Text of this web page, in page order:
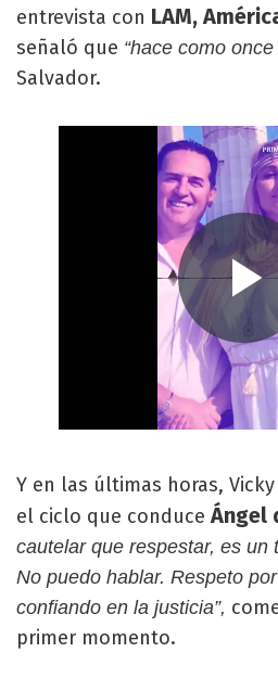
entrevista con LAM,
señaló que “hace como
Salvador.
Y en las últimas horas,
el ciclo que conduce Ángel
cautelar que respestar, es un
No puedo hablar. Respeto
confiando en la justicia”,
primer momento.